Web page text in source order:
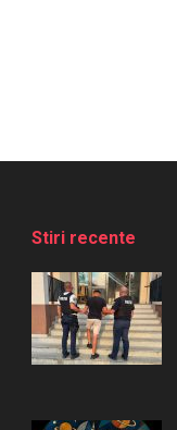
Stiri recente